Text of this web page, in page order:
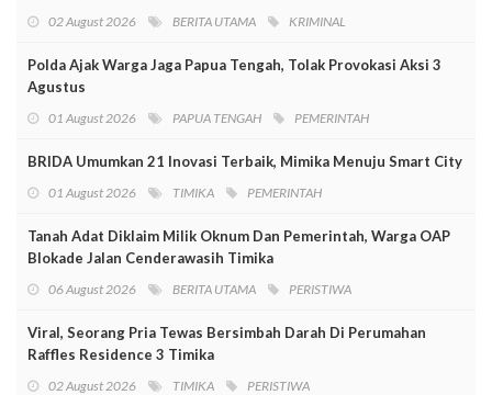
02 August 2026 BERITA UTAMA KRIMINAL
Polda Ajak Warga Jaga Papua Tengah, Tolak Provokasi Aksi 3
Agustus
01 August 2026 PAPUA TENGAH PEMERINTAH
BRIDA Umumkan 21 Inovasi Terbaik, Mimika Menuju Smart City
01 August 2026 TIMIKA PEMERINTAH
Tanah Adat Diklaim Milik Oknum Dan Pemerintah, Warga OAP
Blokade Jalan Cenderawasih Timika
06 August 2026 BERITA UTAMA PERISTIWA
Viral, Seorang Pria Tewas Bersimbah Darah Di Perumahan
Raffles Residence 3 Timika
02 August 2026 TIMIKA PERISTIWA